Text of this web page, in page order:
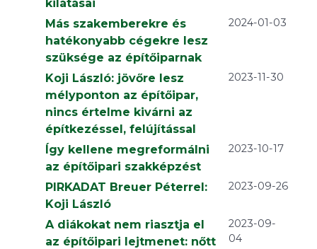
kilátásai
Más szakemberekre és
hatékonyabb cégekre lesz
szüksége az építőiparnak
2024-01-03
Koji László: jövőre lesz
mélyponton az építőipar,
nincs értelme kivárni az
építkezéssel, felújítással
2023-11-30
Így kellene megreformálni
az építőipari szakképzést
2023-10-17
PIRKADAT Breuer Péterrel:
Koji László
2023-09-26
A diákokat nem riasztja el
az építőipari lejtmenet: nőtt
2023-09-
04